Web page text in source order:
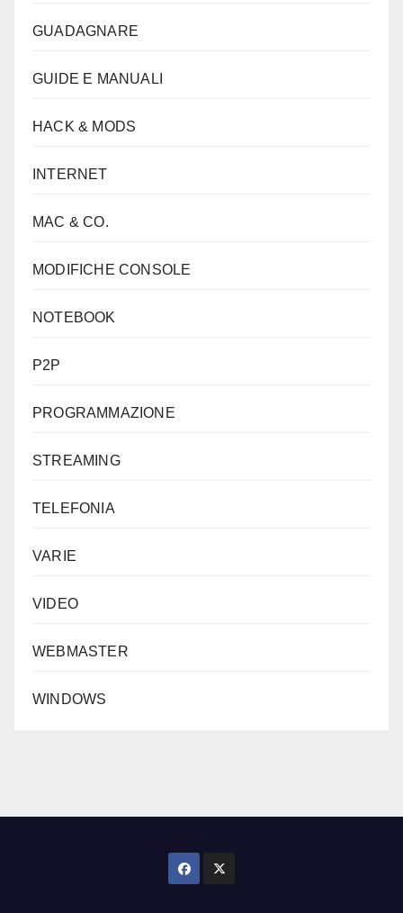
GUADAGNARE
GUIDE E MANUALI
HACK & MODS
INTERNET
MAC & CO.
MODIFICHE CONSOLE
NOTEBOOK
P2P
PROGRAMMAZIONE
STREAMING
TELEFONIA
VARIE
VIDEO
WEBMASTER
WINDOWS